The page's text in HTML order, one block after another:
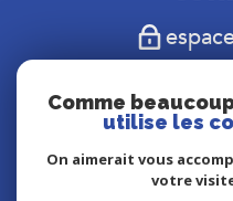
Comme
utilise les
On aimerait vous
votre